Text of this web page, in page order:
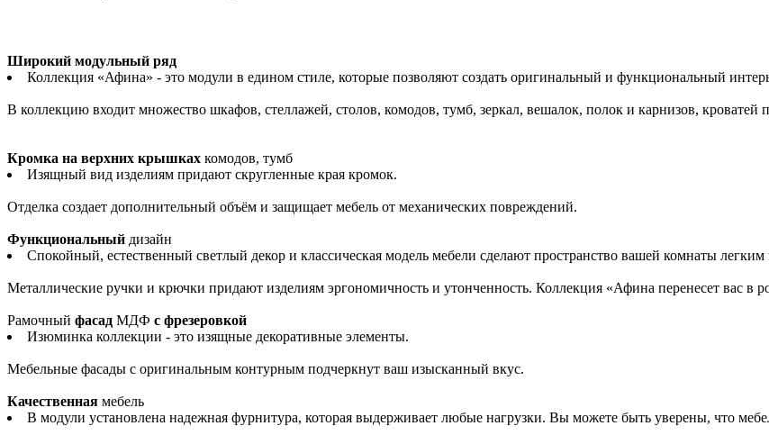
Широкий модульный ряд
Коллекция «Афина» - это модули в едином стиле, которые позволяют создать оригинальный и функциональный
В коллекцию входит множество шкафов, стеллажей, столов, комодов, тумб, зеркал, вешалок, полок и карнизов, кроватей
Кромка на верхних крышках комодов, тумб
Изящный вид изделиям придают скругленные края кромок.
Отделка создает дополнительный объём и защищает мебель от механических повреждений.
Функциональный дизайн
Спокойный, естественный светлый декор и классическая модель мебели сделают пространство вашей комнаты
Металлические ручки и крючки придают изделиям эргономичность и утонченность. Коллекция «Афина перенесет вас
Рамочный фасад МДФ с фрезеровкой
Изюминка коллекции - это изящные декоративные элементы.
Мебельные фасады с оригинальным контурным подчеркнут ваш изысканный вкус.
Качественная мебель
В модули установлена надежная фурнитура, которая выдерживает любые нагрузки. Вы можете быть уверены, что